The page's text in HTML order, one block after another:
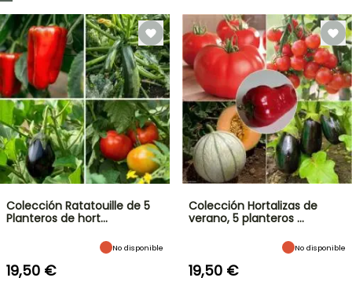
Colección Ratatouille de 5
Planteros de hort…
No disponible
19,50 €
Colección Hortalizas de
verano, 5 planteros …
No disponible
19,50 €